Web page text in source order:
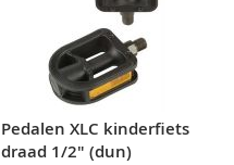
Pedalen XLC kinderfiets
draad 1/2" (dun)